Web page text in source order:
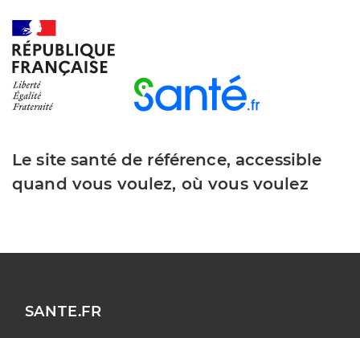
Le site santé de référence, accessible
quand vous voulez, où vous voulez
SANTE.FR